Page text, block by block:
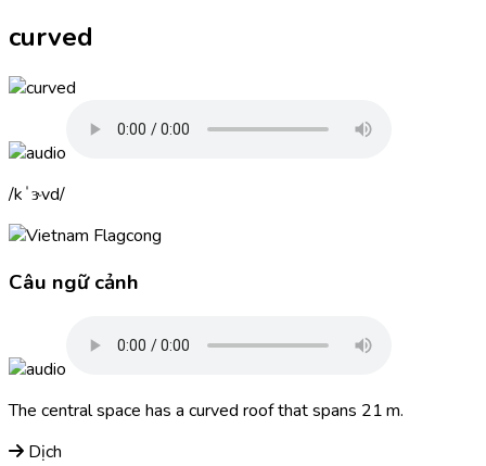
curved
kˈɝvd
cong
Câu ngữ cảnh
The central space has a curved roof that spans 21 m.
Dịch